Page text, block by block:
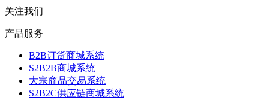
关注我们
产品服务
B2B订货商城系统
S2B2B商城系统
大宗商品交易系统
S2B2C供应链商城系统